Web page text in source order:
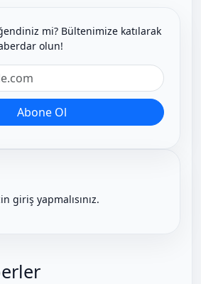
mi? Bültenimize katılarak
olun!
giriş yapmalısınız.